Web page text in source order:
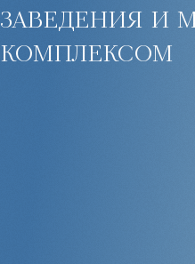
заведения и
комплексом